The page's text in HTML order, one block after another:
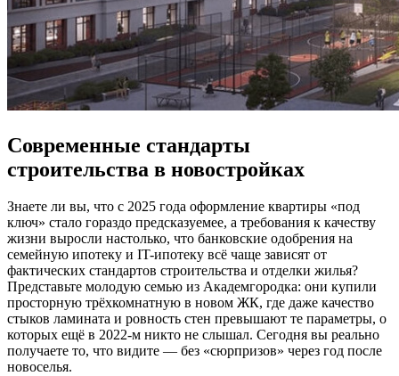
Современные стандарты
строительства в новостройках
Знаете ли вы, что с 2025 года оформление квартиры «под
ключ» стало гораздо предсказуемее, а требования к качеству
жизни выросли настолько, что банковские одобрения на
семейную ипотеку и IT-ипотеку всё чаще зависят от
фактических стандартов строительства и отделки жилья?
Представьте молодую семью из Академгородка: они купили
просторную трёхкомнатную в новом ЖК, где даже качество
стыков ламината и ровность стен превышают те параметры, о
которых ещё в 2022-м никто не слышал. Сегодня вы реально
получаете то, что видите — без «сюрпризов» через год после
новоселья.